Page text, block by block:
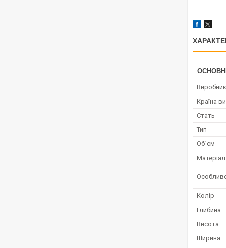
Виробник
Країна
Стать
Тип
Об`єм
Матеріал
Колір
Глибина
Висота
Ширина